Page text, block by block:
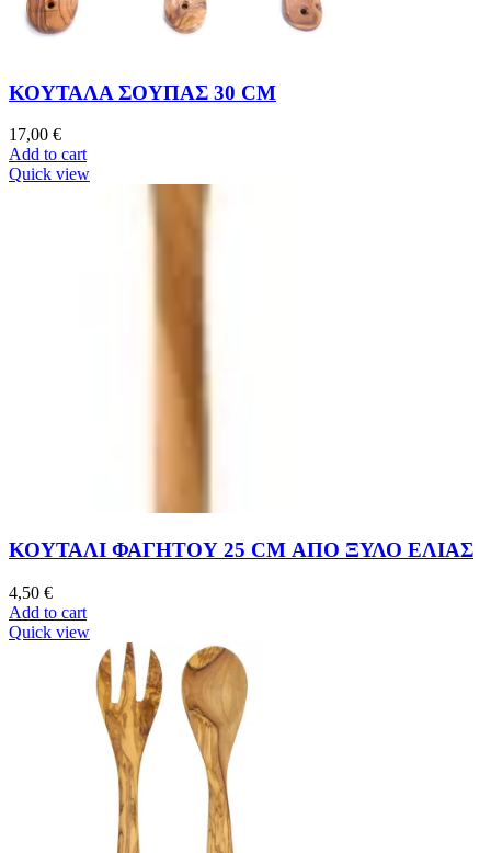
ΚΟΥΤΑΛΑ ΣΟΥΠΑΣ 30 CM
17,00 €
Add to cart
Quick view
ΚΟΥΤΑΛΙ ΦΑΓΗΤΟΥ 25 CM ΑΠΟ ΞΥΛΟ ΕΛΙΑΣ
4,50 €
Add to cart
Quick view